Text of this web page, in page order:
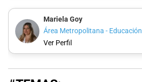
Mariela Goy
Área Metropolitana - Educación
Ver Perfil